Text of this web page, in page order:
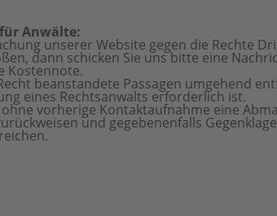
Anwälte:
unserer Website gegen die Rechte
dann schicken Sie uns bitte eine
Kostennote.
beanstandete Passagen umgehend
eines Rechtsanwalts erforderlich ist.
vorherige Kontaktaufnahme eine
und gegebenenfalls